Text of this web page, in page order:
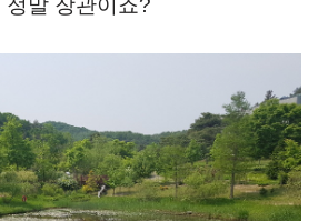
정말 장관이죠?